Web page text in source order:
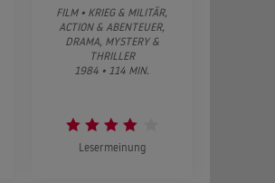
FILM • KRIEG & MILITÄR,
ACTION & ABENTEUER,
DRAMA, MYSTERY &
THRILLER
1984 • 114 MIN.
Lesermeinung